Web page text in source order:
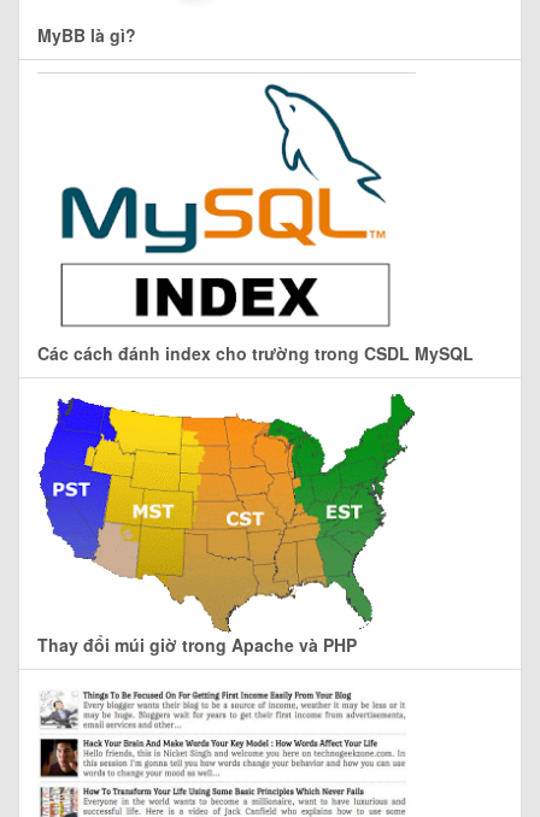
MyBB là gì?
Các cách đánh index cho trường trong CSDL MySQL
Thay đổi múi giờ trong Apache và PHP